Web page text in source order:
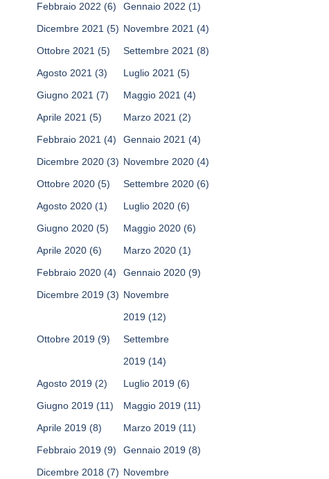
Febbraio 2022 (6) Gennaio 2022 (1)
Dicembre 2021 (5) Novembre 2021 (4)
Ottobre 2021 (5) Settembre 2021 (8)
Agosto 2021 (3) Luglio 2021 (5)
Giugno 2021 (7) Maggio 2021 (4)
Aprile 2021 (5) Marzo 2021 (2)
Febbraio 2021 (4) Gennaio 2021 (4)
Dicembre 2020 (3) Novembre 2020 (4)
Ottobre 2020 (5) Settembre 2020 (6)
Agosto 2020 (1) Luglio 2020 (6)
Giugno 2020 (5) Maggio 2020 (6)
Aprile 2020 (6) Marzo 2020 (1)
Febbraio 2020 (4) Gennaio 2020 (9)
Dicembre 2019 (3) Novembre
2019 (12)
Ottobre 2019 (9)
Settembre
2019 (14)
Agosto 2019 (2) Luglio 2019 (6)
Giugno 2019 (11) Maggio 2019 (11)
Aprile 2019 (8) Marzo 2019 (11)
Febbraio 2019 (9) Gennaio 2019 (8)
Dicembre 2018 (7) Novembre